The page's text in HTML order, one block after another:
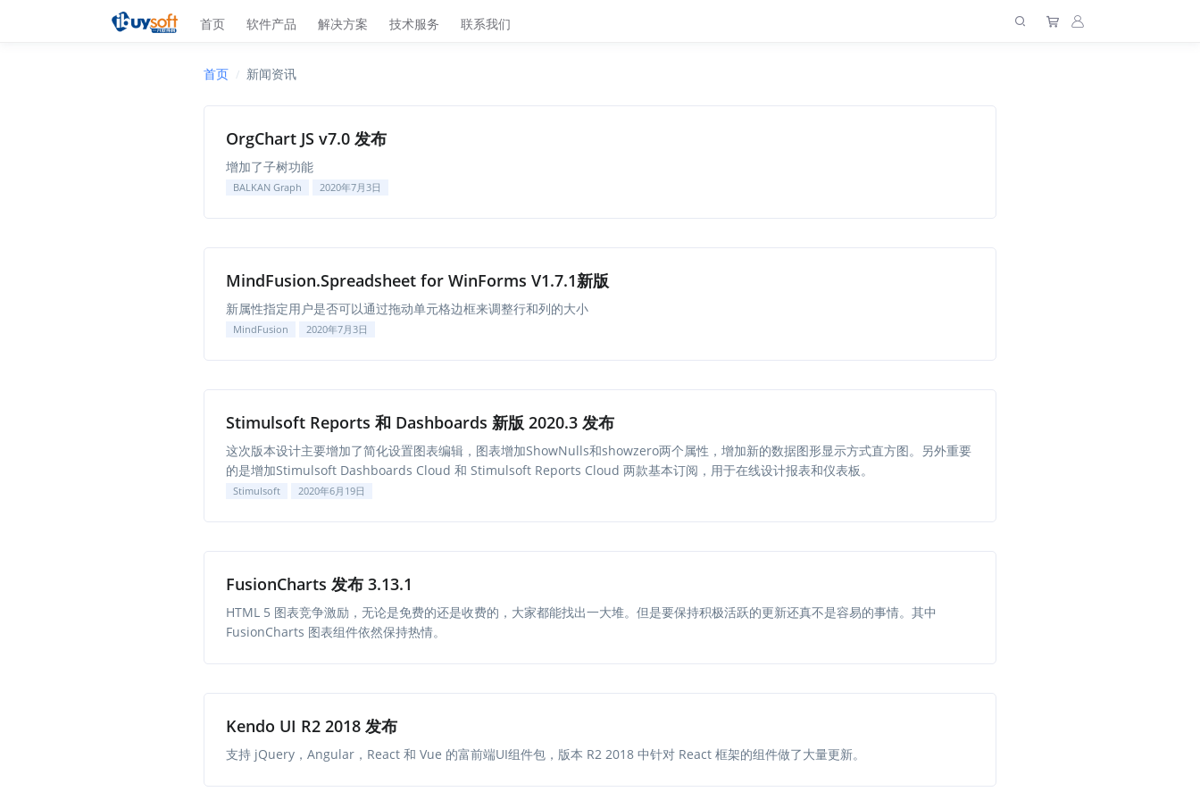
首页 软件产品 解决方案 技术服务 联系我们
首页 新闻资讯
OrgChart JS v7.0 发布
增加了子树功能
BALKAN Graph 2020年7月3日
MindFusion.Spreadsheet for WinForms V1.7.1新版
新属性指定用户是否可以通过拖动单元格边框来调整行和列的大小
MindFusion 2020年7月3日
Stimulsoft Reports 和 Dashboards 新版 2020.3 发布
这次版本设计主要增加了简化设置图表编辑，图表增加ShowNulls和showzero两个属性，增加新的数据图形显示方式直方图。另外重要
的是增加Stimulsoft Dashboards Cloud 和 Stimulsoft Reports Cloud 两款基本订阅，用于在线设计报表和仪表板。
Stimulsoft 2020年6月19日
FusionCharts 发布 3.13.1
HTML 5 图表竞争激励，无论是免费的还是收费的，大家都能找出一大堆。但是要保持积极活跃的更新还真不是容易的事情。其中
FusionCharts 图表组件依然保持热情。
Kendo UI R2 2018 发布
支持 jQuery，Angular，React 和 Vue 的富前端UI组件包，版本 R2 2018 中针对 React 框架的组件做了大量更新。